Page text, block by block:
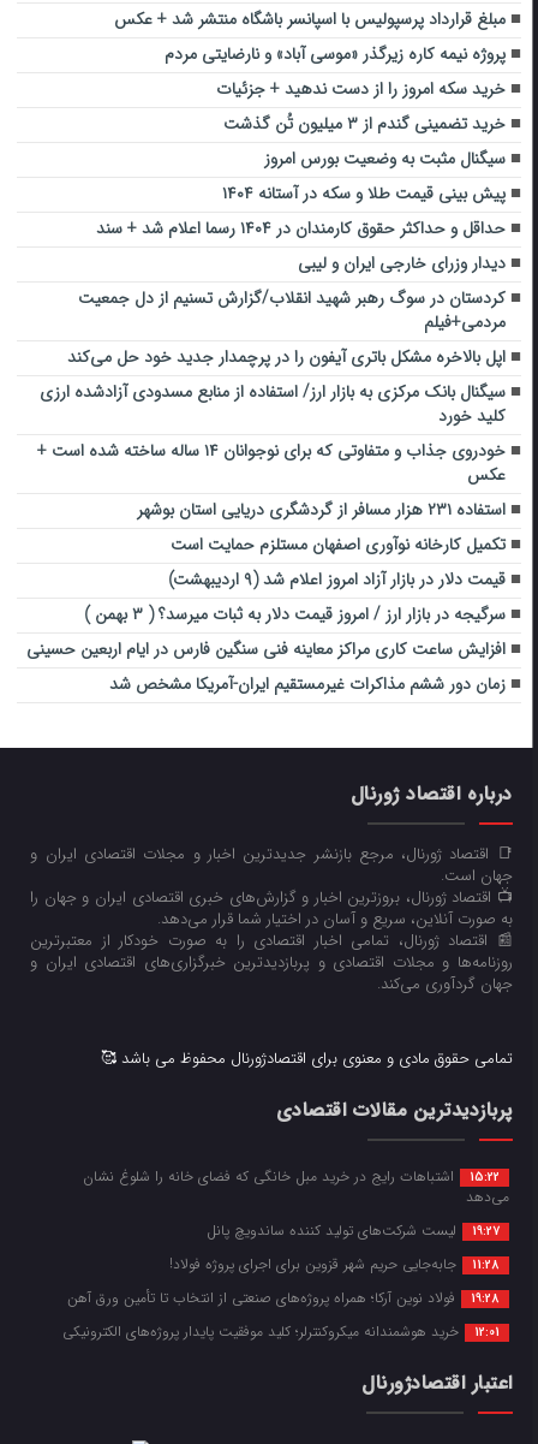
مبلغ قرارداد پرسپولیس با اسپانسر باشگاه منتشر شد + عکس
پروژه نیمه کاره زیرگذر «موسی آباد» و نارضایتی مردم
خرید سکه امروز را از دست ندهید + جزئیات
خرید تضمینی گندم از ۳ میلیون تُن گذشت
سیگنال مثبت به وضعیت بورس امروز
پیش بینی قیمت طلا و سکه در آستانه ۱۴۰۴
حداقل و حداکثر حقوق کارمندان در ۱۴۰۴ رسما اعلام شد + سند
دیدار وزرای خارجی ایران و لیبی
کردستان در سوگ رهبر شهید انقلاب/گزارش تسنیم از دل جمعیت
مردمی+فیلم
اپل بالاخره مشکل باتری آیفون را در پرچمدار جدید خود حل می‌کند
سیگنال بانک مرکزی به بازار ارز/ استفاده از منابع مسدودی آزادشده ارزی
کلید خورد
خودروی جذاب و متفاوتی که برای نوجوانان ۱۴ ساله ساخته شده است +
عکس
استفاده ۲۳۱ هزار مسافر از گردشگری دریایی استان بوشهر
تکمیل کارخانه نوآوری اصفهان مستلزم حمایت است
قیمت دلار در بازار آزاد امروز اعلام شد (۹ اردیبهشت)
سرگیجه در بازار ارز / امروز قیمت دلار به ثبات میرسد؟ ( ۳ بهمن )
افزایش ساعت کاری مراکز معاینه فنی سنگین فارس در ایام اربعین حسینی
زمان دور ششم مذاکرات غیرمستقیم ایران-آمریکا مشخص شد
درباره اقتصاد ژورنال
📑 اقتصاد ژورنال، مرجع بازنشر جدیدترین اخبار و مجلات اقتصادی ایران و
جهان است.
📺 اقتصاد ژورنال، بروزترین اخبار و گزارش‌های خبری اقتصادی ایران و جهان را
به صورت آنلاین، سریع و آسان در اختیار شما قرار می‌‌دهد.
📰 اقتصاد ژورنال، تمامی اخبار اقتصادی را به صورت خودکار از معتبرترین
روزنامه‌ها و مجلات اقتصادی و پربازدیدترین خبرگزاری‌های اقتصادی ایران و
جهان گردآوری می‌کند.
تمامی حقوق مادی و معنوی برای اقتصادژورنال محفوظ می باشد 🥰
پربازدیدترین مقالات اقتصادی
15:22
اشتباهات رایج در خرید مبل خانگی که فضای خانه را شلوغ نشان
می‌دهد
19:27 لیست شرکت‌های تولید کننده ساندویچ پانل
11:28 جابه‌جایی حریم شهر قزوین برای اجرای پروژه فولاد!
19:28 فولاد نوین آرکا؛ همراه پروژه‌های صنعتی از انتخاب تا تأمین ورق آهن
12:01 خرید هوشمندانه میکروکنترلر؛ کلید موفقیت پایدار پروژه‌های الکترونیکی
اعتبار اقتصادژورنال